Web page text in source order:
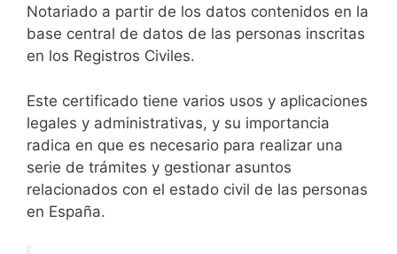
Notariado a partir de los datos contenidos en la
base central de datos de las personas inscritas
en los Registros Civiles.
Este certificado tiene varios usos y aplicaciones
legales y administrativas, y su importancia
radica en que es necesario para realizar una
serie de trámites y gestionar asuntos
relacionados con el estado civil de las personas
en España.